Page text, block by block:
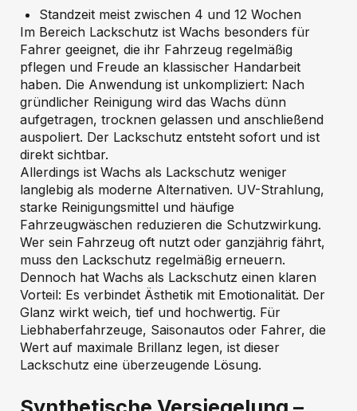
Standzeit meist zwischen 4 und 12 Wochen
Im Bereich Lackschutz ist Wachs besonders für
Fahrer geeignet, die ihr Fahrzeug regelmäßig
pflegen und Freude an klassischer Handarbeit
haben. Die Anwendung ist unkompliziert: Nach
gründlicher Reinigung wird das Wachs dünn
aufgetragen, trocknen gelassen und anschließend
auspoliert. Der Lackschutz entsteht sofort und ist
direkt sichtbar.
Allerdings ist Wachs als Lackschutz weniger
langlebig als moderne Alternativen. UV-Strahlung,
starke Reinigungsmittel und häufige
Fahrzeugwäschen reduzieren die Schutzwirkung.
Wer sein Fahrzeug oft nutzt oder ganzjährig fährt,
muss den Lackschutz regelmäßig erneuern.
Dennoch hat Wachs als Lackschutz einen klaren
Vorteil: Es verbindet Ästhetik mit Emotionalität. Der
Glanz wirkt weich, tief und hochwertig. Für
Liebhaberfahrzeuge, Saisonautos oder Fahrer, die
Wert auf maximale Brillanz legen, ist dieser
Lackschutz eine überzeugende Lösung.